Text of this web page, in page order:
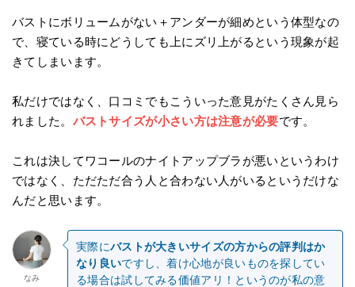
バストにボリュームがない＋アンダーが細めという体型なの
で、寝ている時にどうしても上にズリ上がるという現象が起
きてしまいます。
私だけではなく、口コミでもこういった意見がたくさん見ら
れました。 バストサイズが小さい方は注意が必要です。
これは決してワコールのナイトアップブラが悪いというわけ
ではなく、ただただ合う人と合わない人がいるというだけな
んだと思います。
なみ
実際にバストが大きいサイズの方からの評判はか
なり良いですし、着け心地が良いものを探してい
る場合は試してみる価値アリ！というのが私の意